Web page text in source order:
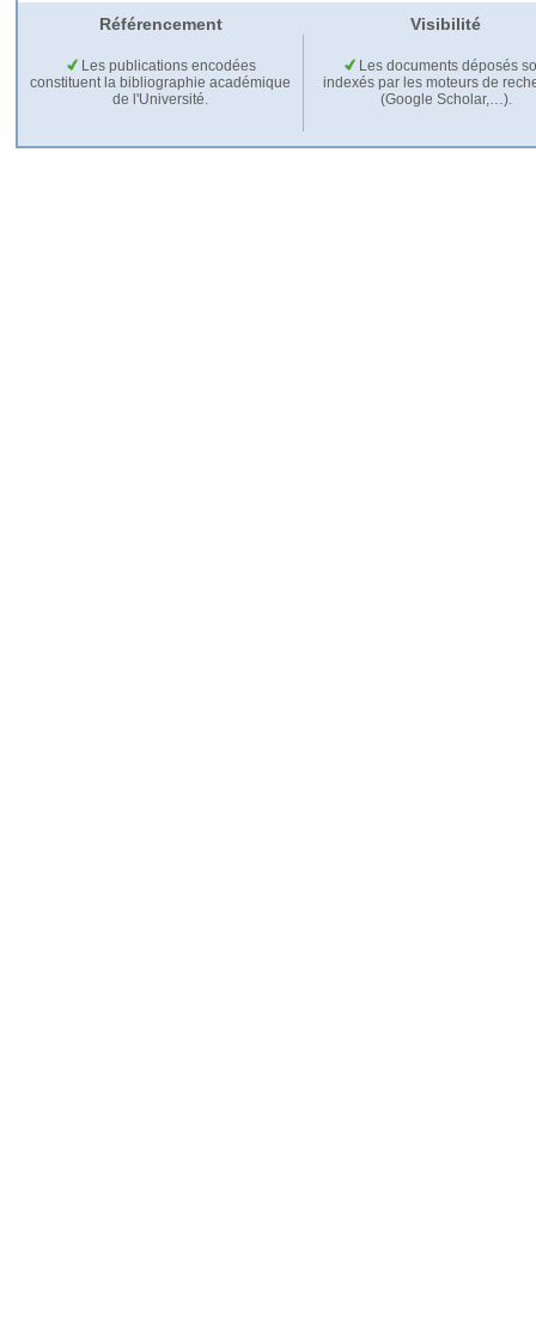
Référencement Visibilité
Les publications encodées
constituent la bibliographie académique
de l'Université.
Les documents déposés
indexés par les moteurs de
(Google Scholar,…).